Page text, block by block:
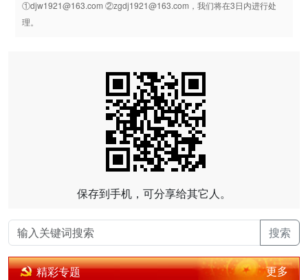
①djw1921@163.com ②zgdj1921@163.com，我们将在3日内进行处
理。
保存到手机，可分享给其它人。
搜索
精彩专题 更多